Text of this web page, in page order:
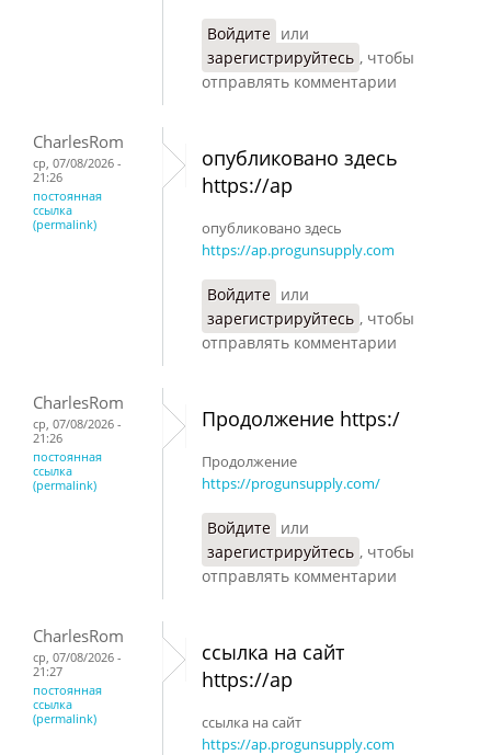
Войдите или
зарегистрируйтесь , чтобы
отправлять комментарии
CharlesRom
ср, 07/08/2026 -
21:26
постоянная
ссылка
(permalink)
опубликовано здесь
https://ap
опубликовано здесь
https://ap.progunsupply.com
Войдите или
зарегистрируйтесь , чтобы
отправлять комментарии
CharlesRom
ср, 07/08/2026 -
21:26
постоянная
ссылка
(permalink)
Продолжение https:/
Продолжение
https://progunsupply.com/
Войдите или
зарегистрируйтесь , чтобы
отправлять комментарии
CharlesRom
ср, 07/08/2026 -
21:27
постоянная
ссылка
(permalink)
ссылка на сайт
https://ap
ссылка на сайт
https://ap.progunsupply.com